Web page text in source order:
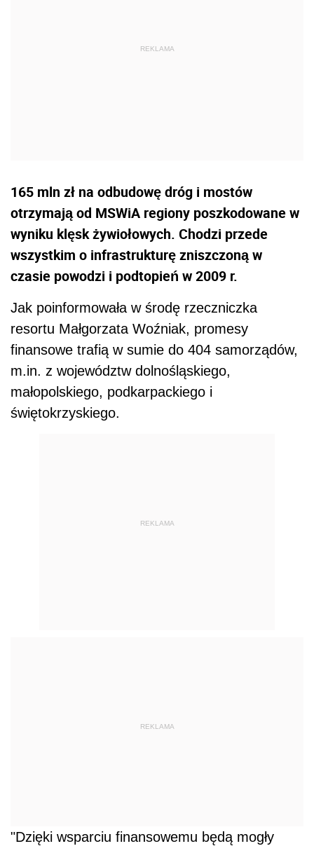
165 mln zł na odbudowę dróg i mostów
otrzymają od MSWiA regiony poszkodowane w
wyniku klęsk żywiołowych. Chodzi przede
wszystkim o infrastrukturę zniszczoną w
czasie powodzi i podtopień w 2009 r.
Jak poinformowała w środę rzeczniczka
resortu Małgorzata Woźniak, promesy
finansowe trafią w sumie do 404 samorządów,
m.in. z województw dolnośląskiego,
małopolskiego, podkarpackiego i
świętokrzyskiego.
REKLAMA
REKLAMA
"Dzięki wsparciu finansowemu będą mogły